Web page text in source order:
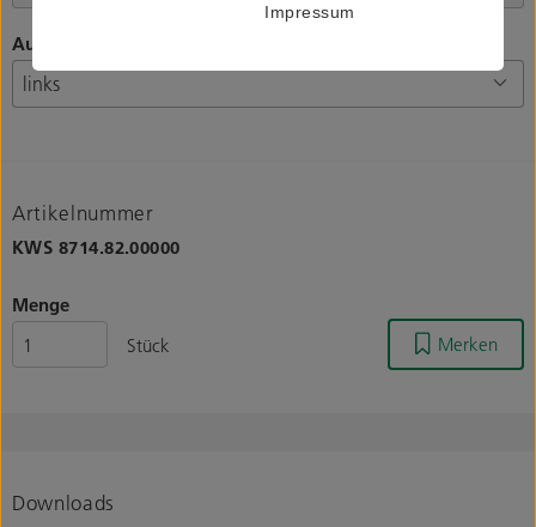
Impressum
Ausrichtung
Artikelnummer
KWS 8714.82.00000
Menge
Stück
Merken
Downloads